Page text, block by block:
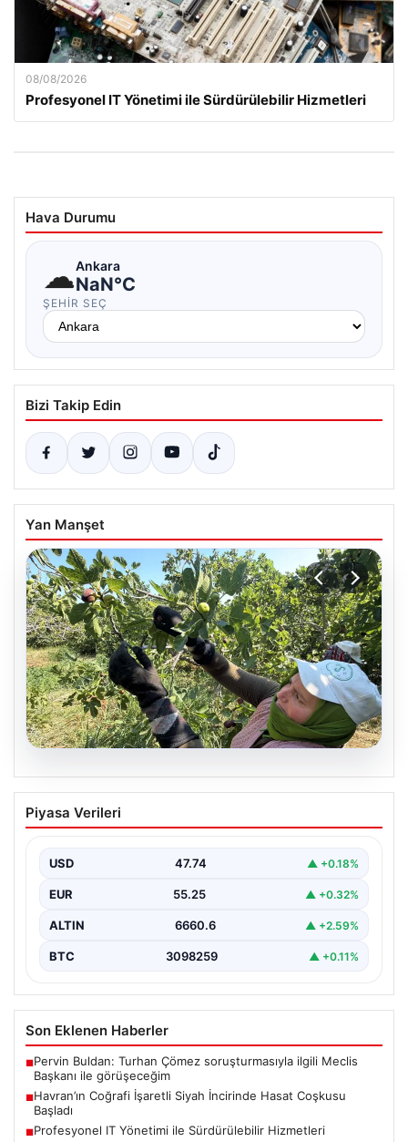
08/08/2026
Profesyonel IT Yönetimi ile Sürdürülebilir Hizmetleri
Hava Durumu
☁Ankara
NaN°C
ŞEHIR SEÇ
Bizi Takip Edin
Yan Manşet
08.08.2026
Havran’ın Coğrafi İşaretli Siyah
İncirinde Hasat Coşkusu Başladı
almış siyah incirlerin hasat dönemi resmi olarak…
Piyasa Verileri
USD 47.74 ▲ +0.18%
EUR 55.25 ▲ +0.32%
ALTIN 6660.6 ▲ +2.59%
BTC 3098259 ▲ +0.11%
Son Eklenen Haberler
■Pervin Buldan: Turhan Çömez soruşturmasıyla ilgili Meclis
Başkanı ile görüşeceğim
■Havran’ın Coğrafi İşaretli Siyah İncirinde Hasat Coşkusu
Başladı
■Profesyonel IT Yönetimi ile Sürdürülebilir Hizmetleri